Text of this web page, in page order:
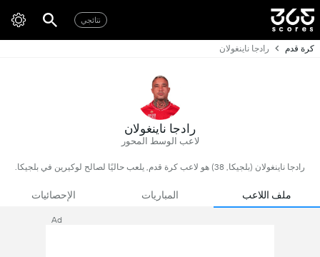
نتائجي
كرة قدم رادجا ناينغولان
رادجا ناينغولان
لاعب الوسط المحور
رادجا ناينغولان (بلجيكا, 38) هو لاعب كرة قدم, يلعب حاليًا لصالح لوكيرين في بلجيكا.
ملف اللاعب المباريات الإحصائيات
Ad